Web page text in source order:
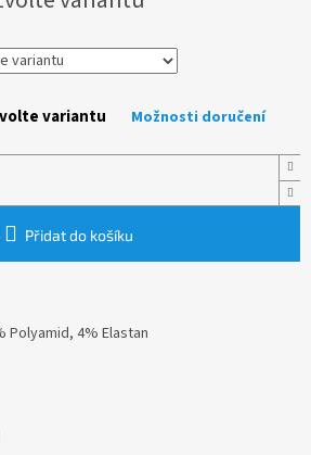
variantu Možnosti doručení
Přidat do košíku
Polyamid, 4% Elastan